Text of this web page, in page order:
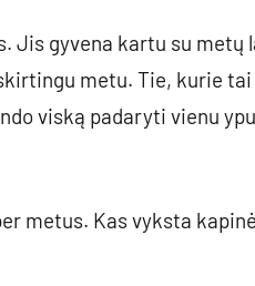
Jis gyvena kartu su metų
metu. Tie, kurie
viską padaryti vienu
metus. Kas vyksta